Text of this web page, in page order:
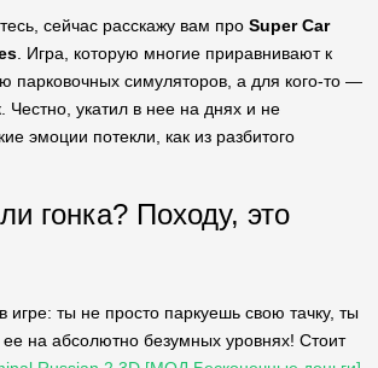
сейчас расскажу вам про Super Car
. Игра, которую многие приравнивают к
парковочных симуляторов, а для кого-то —
Честно, укатил в нее на днях и не
эмоции потекли, как из разбитого
гонка? Походу, это
игре: ты не просто паркуешь свою тачку, ты
ее на абсолютно безумных уровнях! Стоит